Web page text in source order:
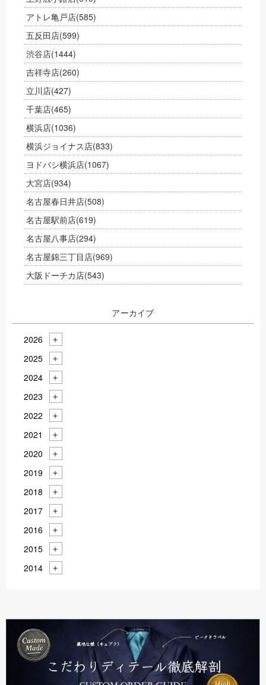
アトレ亀戸店(585)
五反田店(599)
渋谷店(1444)
吉祥寺店(260)
立川店(427)
千葉店(465)
横浜店(1036)
横浜ジョイナス店(833)
ヨドバシ横浜店(1067)
大宮店(934)
名古屋春日井店(508)
名古屋駅前店(619)
名古屋八事店(294)
名古屋錦三丁目店(969)
大阪ドーチカ店(543)
アーカイブ
2026
2025
2024
2023
2022
2021
2020
2019
2018
2017
2016
2015
2014